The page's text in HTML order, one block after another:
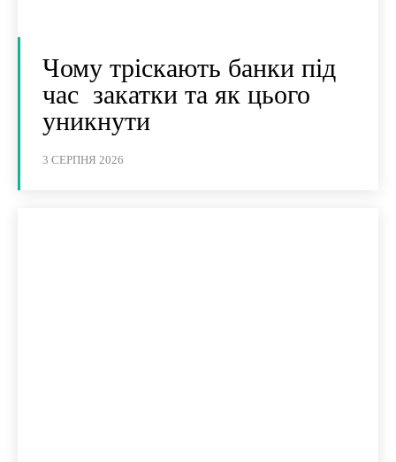
Чому тріскають банки під
час закатки та як цього
уникнути
3 СЕРПНЯ 2026